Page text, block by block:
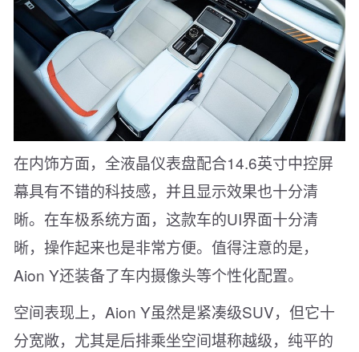
在内饰方面，全液晶仪表盘配合14.6英寸中控屏
幕具有不错的科技感，并且显示效果也十分清
晰。在车极系统方面，这款车的UI界面十分清
晰，操作起来也是非常方便。值得注意的是，
Aion Y还装备了车内摄像头等个性化配置。
空间表现上，Aion Y虽然是紧凑级SUV，但它十
分宽敞，尤其是后排乘坐空间堪称越级，纯平的